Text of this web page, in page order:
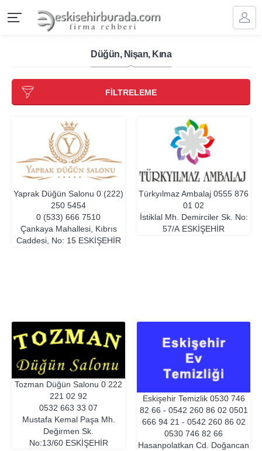
Düğün, Nişan, Kına
FİLTRELEME
Yaprak Düğün Salonu 0 (222)
250 5454
0 (533) 666 7510
Çankaya Mahallesi, Kıbrıs
Caddesi, No: 15 ESKIŞEHIR
Türkyılmaz Ambalaj 0555 876
01 02
İstiklal Mh. Demirciler Sk. No:
57/A ESKIŞEHIR
Tozman Düğün Salonu 0 222
221 02 92
0532 663 33 07
Mustafa Kemal Paşa Mh.
Değirmen Sk.
No:13/60 ESKIŞEHIR
Eskişehir Temizlik 0530 746
82 66 - 0542 260 86 02 0501
666 94 21 - 0542 260 86 02
0530 746 82 66
Hasanpolatkan Cd. Doğancan